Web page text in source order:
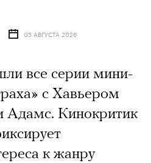
05 АВГУСТА 2026
все серии мини-
с Хавьером
Кинокритик
к жанру